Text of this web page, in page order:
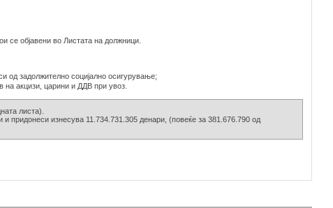
се објавени во Листата на должници.
од задолжително социјално осигурување;
на акцизи, царини и ДДВ при увоз.
листа).
придонеси изнесува 11.734.731.305 денари, (повеќе за 381.676.790 од